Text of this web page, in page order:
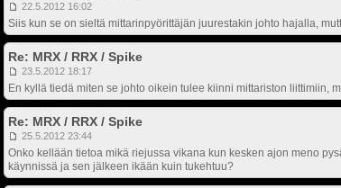
22.5.2012 16:02
Siis kun se on sieltä mittarinpyörittäjän juurestakin johto hajalla,
Re: MRX / RRX / Spike
23.5.2012 18:17
En kyllä tiedä miten se johto oikein tulee kiinni mittariston liittimiin,
Re: MRX / RRX / Spike
25.5.2012 23:44
Onko kellään tietoa mikä riejussa vikana kun kesken ajon meno
käynnissä ja sen jälkeen ikään kuin tukehtuu?